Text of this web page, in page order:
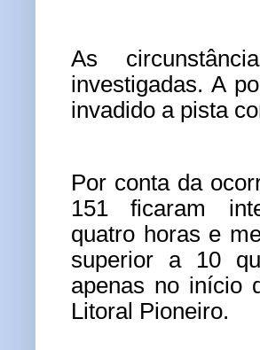
As
investigadas. A
invadido a pista
Por conta da
151 ficaram
quatro horas e
superior a 10
apenas no início
Litoral Pioneiro.